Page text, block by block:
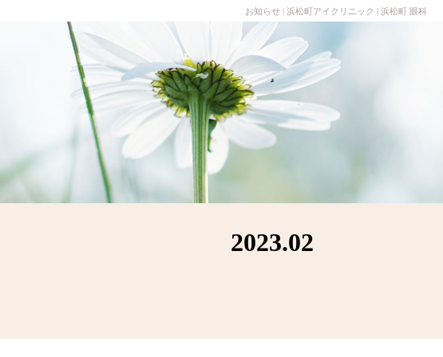
お知らせ | 浜松町アイクリニック | 浜松町 眼科
2023.02